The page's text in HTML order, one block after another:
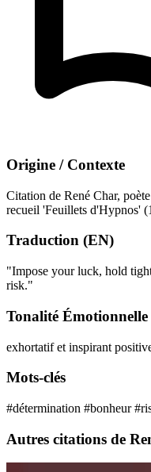
Origine / Contexte
Citation de René Char,
recueil 'Feuillets d'Hypnos'
Traduction (EN)
"Impose your luck, hold
risk."
Tonalité Émotionnelle
exhortatif et inspirant
Mots-clés
#détermination #bonheur
Autres citations de